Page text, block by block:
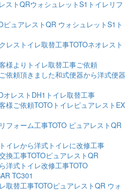
ストQRウォシュレットS1トイレリフ
ピュアレストQR ウォシュレットS1ト
レストイレ取替工事TOTOネオレスト
様よりトイレ取替工事ご依頼
依頼頂きました和式便器から洋式便器
オレストDH1トイレ取替工事
様ご依頼TOTOトイレピュアレストEX
フォーム工事TOTO ピュアレストQR
イレから洋式トイレに改修工事
換工事TOTOピュアレストQR
洋式トイレ改修工事TOTO
TC301
取替工事TOTOピュアレストQR ウォ